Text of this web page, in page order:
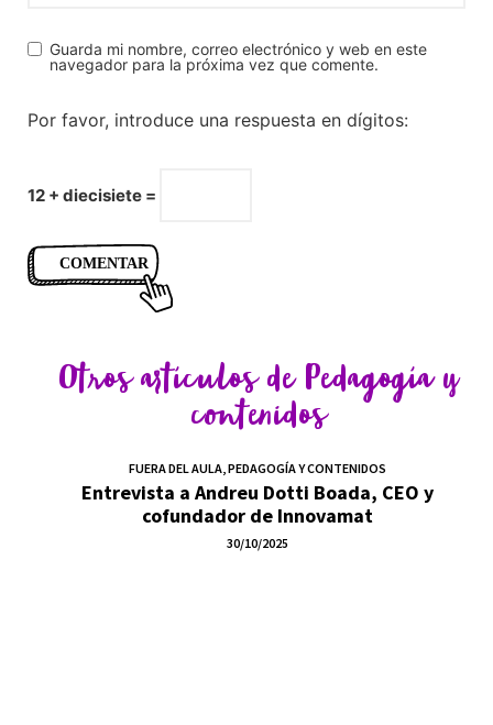
Guarda mi nombre, correo electrónico y web en este
navegador para la próxima vez que comente.
Por favor, introduce una respuesta en dígitos:
12 + diecisiete =
Otros artículos dePedagogía y
contenidos
FUERA DEL AULA,PEDAGOGÍA Y CONTENIDOS
Entrevista a Andreu Dotti Boada, CEO y
cofundador de Innovamat
30/10/2025